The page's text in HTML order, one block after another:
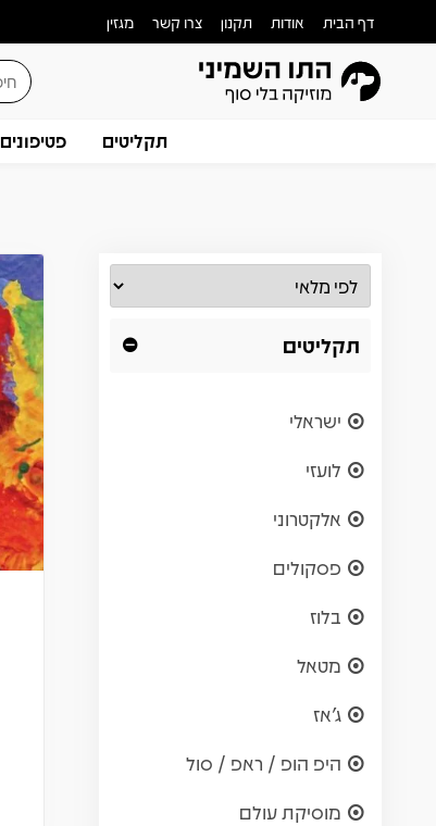
דף הבית אודות תקנון צרו קשר מגזין
תקליטים פטיפונים
תקליטים
ישראלי
לועזי
אלקטרוני
פסקולים
בלוז
מטאל
ג'אז
היפ הופ / ראפ / סול
מוסיקת עולם